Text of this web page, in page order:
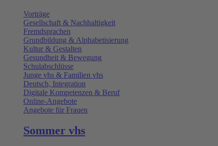
Vorträge
Gesellschaft & Nachhaltigkeit
Fremdsprachen
Grundbildung & Alphabetisierung
Kultur & Gestalten
Gesundheit & Bewegung
Schulabschlüsse
Junge vhs & Familien vhs
Deutsch, Integration
Digitale Kompetenzen & Beruf
Online-Angebote
Angebote für Frauen
Sommer vhs